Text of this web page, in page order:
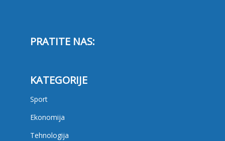
PRATITE NAS:
KATEGORIJE
Sport
Ekonomija
Tehnologija